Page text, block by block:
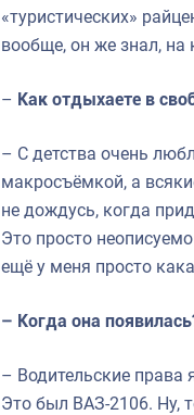
«туристических»
вообще, он же знал, на
– Как отдыхаете в
– С детства очень
макросъёмкой, а
не дождусь, когда
Это просто
ещё у меня просто
– Когда она
– Водительские
Это был ВАЗ-2106. Ну,